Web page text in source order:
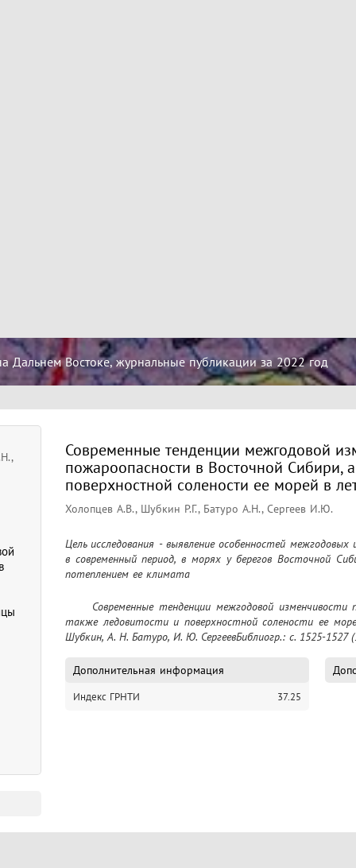
Дальнем Востоке, журнальные публикации за 2022 год
Современные тенденции межгодовой
пожароопасности в Восточной Сибири,
поверхностной солености ее морей в
Холопцев А.В., Шубкин Р.Г., Батуро А.Н., Сергеев И.Ю.
Цель исследования - выявление особенностей
в современный период, в морях у берегов Восточной
потеплением ее климата
также ледовитости и поверхностной солености ее
Шубкин, А. Н. Батуро, И. Ю. СергеевБиблиогр.: с. 1525-1527
Дополнительная информация
Индекс ГРНТИ 37.25